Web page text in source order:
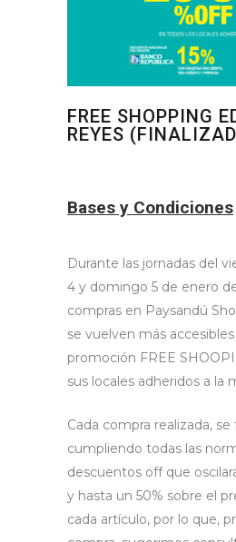
FREE SHOPPING
REYES
Bases y Condiciones
Durante las jornadas del
4 y domingo 5 de enero
compras en Paysandú
se vuelven más
promoción FREE
sus locales adheridos a la
Cada compra realizada, se
cumpliendo todas las
descuentos off que
y hasta un 50% sobre el
cada artículo, por lo que,